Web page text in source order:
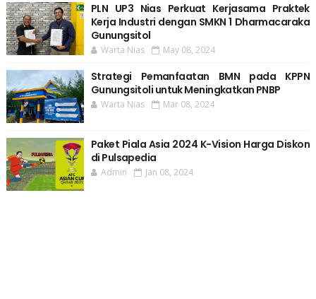
PLN UP3 Nias Perkuat Kerjasama Praktek
Kerja Industri dengan SMKN 1 Dharmacaraka
Gunungsitol
Warta Nias May 08, 2024
Strategi Pemanfaatan BMN pada KPPN
Gunungsitoli untuk Meningkatkan PNBP
Warta Nias Mar 08, 2024
Paket Piala Asia 2024 K-Vision Harga Diskon
di Pulsapedia
Admin Jan 08, 2024